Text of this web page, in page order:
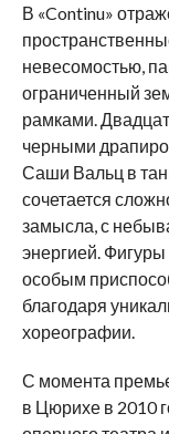
В «Continu»
невесомостью,
ограниченный
рамками.
черными
Саши Вальц в
сочетается
замысла, с
энергией. Фигуры
особым
благодаря
хореографии.
С момента
в Цюрихе в 2010